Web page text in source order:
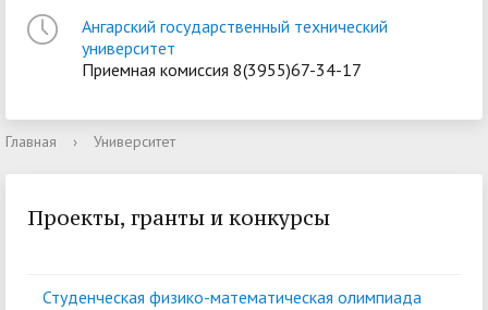
Ангарский государственный технический
университет
Приемная комиссия 8(3955)67-34-17
Главная › Университет
Проекты, гранты и конкурсы
Студенческая физико-математическая олимпиада